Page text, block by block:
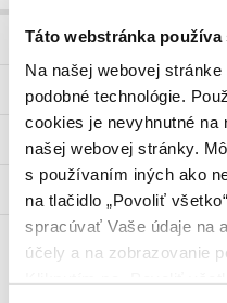
Táto webstránka
Na našej webovej
podobné technológie.
cookies je nevyhnutné na
našej webovej stránky.
s používaním iných ako
na tlačidlo „Povoliť
spracúvať Vaše údaje na
účely a na zobrazovanie
Produkty
Faktúry a platby
Žiadosti
Blog